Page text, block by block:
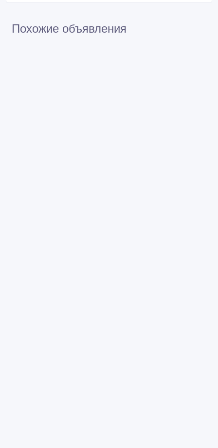
Похожие объявления